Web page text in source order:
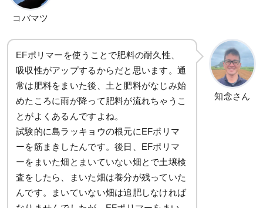
コバマツ
EFポリマーを使うことで肥料の耐久性、
吸収性がアップするからだと思います。通
常は肥料をまいた後、土と肥料がなじみ始
めたころに雨が降って肥料が流れちゃうこ
とがよくあるんですよね。
試験的に島ラッキョウの根元にEFポリマ
ーを筋まきしたんです。後日、EFポリマ
ーをまいた畑とまいていない畑とで土壌検
査をしたら、まいた畑は養分が残っていた
んです。まいていない畑は追肥しなければ
知念さん